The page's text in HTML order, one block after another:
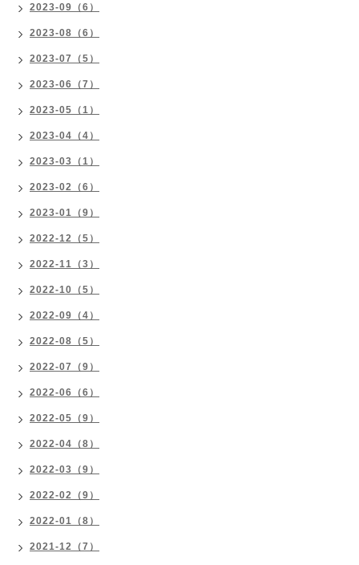
2023-09（6）
2023-08（6）
2023-07（5）
2023-06（7）
2023-05（1）
2023-04（4）
2023-03（1）
2023-02（6）
2023-01（9）
2022-12（5）
2022-11（3）
2022-10（5）
2022-09（4）
2022-08（5）
2022-07（9）
2022-06（6）
2022-05（9）
2022-04（8）
2022-03（9）
2022-02（9）
2022-01（8）
2021-12（7）